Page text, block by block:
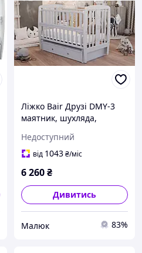
Ліжко Bair Друзі DMY-3
маятник, шухляда,
Недоступний
від 1043₴/міс
6 260₴
Дивитись
Малюк 83%